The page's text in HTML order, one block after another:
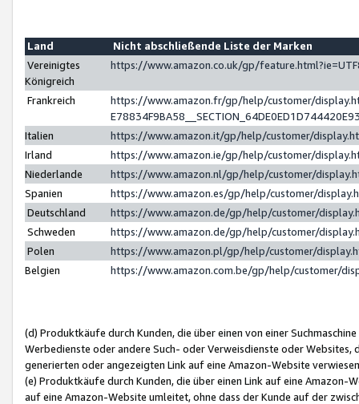
Land
Nicht abschließende Liste der Marken
Vereinigtes
Königreich
https://www.amazon.co.uk/gp/
Frankreich
https://www.amazon.fr/gp/help/customer/
Italien
https://www.amazon.it/gp/help/customer/
Irland
https://www.amazon.ie/gp/help/customer/
Niederlande
https://www.amazon.nl/gp/help/customer/
Spanien
https://www.amazon.es/gp/help/customer/
Deutschland
https://www.amazon.de/gp/help/customer/
Schweden
https://www.amazon.de/gp/help/customer/
Polen
https://www.amazon.pl/gp/help/customer/
Belgien
https://www.amazon.com.be/gp/help/customer/
(d) Produktkäufe durch Kunden, die über einen von einer
Werbedienste oder andere Such- oder Verweisdienste oder Websites,
generierten oder angezeigten Link auf eine Amazon-Website
(e) Produktkäufe durch Kunden, die über einen Link auf eine
auf eine Amazon-Website umleitet, ohne dass der Kunde auf der